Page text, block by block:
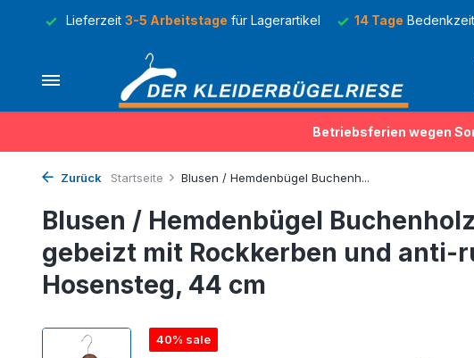
Lieferzeit 3-5 Arbeitstage für Lagerartikel 14 Tage
Betriebsferien wegen
Zurück Startseite Blusen / Hemdenbügel Buchenh...
Blusen / Hemdenbügel
gebeizt mit Rockkerben und anti-
Hosensteg, 44 cm
40% sale